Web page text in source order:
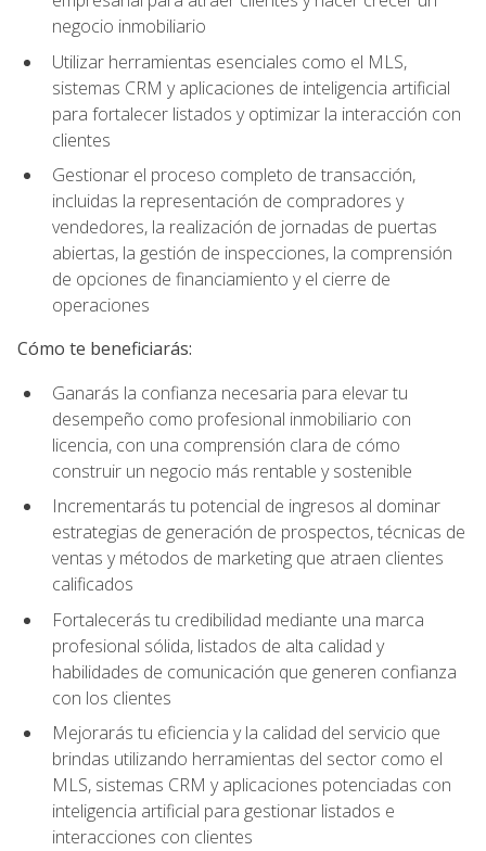
negocio inmobiliario
Utilizar herramientas esenciales como el MLS,
sistemas CRM y aplicaciones de inteligencia artificial
para fortalecer listados y optimizar la interacción con
clientes
Gestionar el proceso completo de transacción,
incluidas la representación de compradores y
vendedores, la realización de jornadas de puertas
abiertas, la gestión de inspecciones, la comprensión
de opciones de financiamiento y el cierre de
operaciones
Cómo te beneficiarás:
Ganarás la confianza necesaria para elevar tu
desempeño como profesional inmobiliario con
licencia, con una comprensión clara de cómo
construir un negocio más rentable y sostenible
Incrementarás tu potencial de ingresos al dominar
estrategias de generación de prospectos, técnicas de
ventas y métodos de marketing que atraen clientes
calificados
Fortalecerás tu credibilidad mediante una marca
profesional sólida, listados de alta calidad y
habilidades de comunicación que generen confianza
con los clientes
Mejorarás tu eficiencia y la calidad del servicio que
brindas utilizando herramientas del sector como el
MLS, sistemas CRM y aplicaciones potenciadas con
inteligencia artificial para gestionar listados e
interacciones con clientes